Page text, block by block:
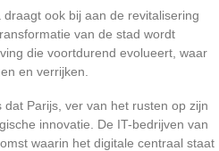
ook bij aan de revitalisering
van de stad wordt
die voortdurend evolueert, waar
en verrijken.
Parijs, ver van het rusten op zijn
innovatie. De IT-bedrijven van
waarin het digitale centraal staat